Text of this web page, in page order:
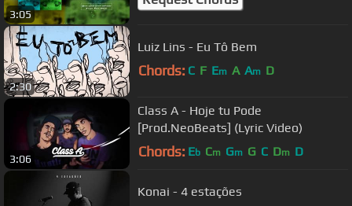
3:05
2:30
Luiz Lins - Eu Tô Bem
Chords: C F Em A Am D
3:06
Class A - Hoje tu Pode
[Prod.NeoBeats] (Lyric Video)
Chords: Eb Cm Gm G C Dm D
Konai - 4 estações